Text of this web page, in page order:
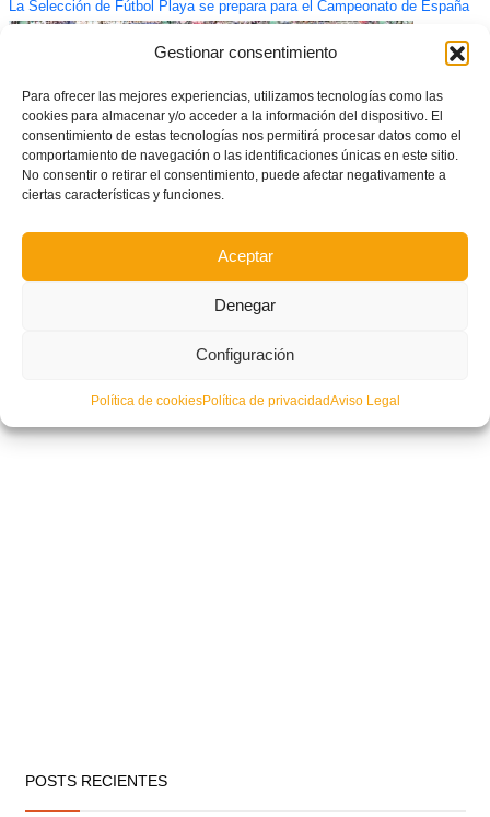
Gestionar consentimiento
Para ofrecer las mejores experiencias, utilizamos tecnologías como las
cookies para almacenar y/o acceder a la información del dispositivo. El
consentimiento de estas tecnologías nos permitirá procesar datos como el
comportamiento de navegación o las identificaciones únicas en este sitio.
No consentir o retirar el consentimiento, puede afectar negativamente a
ciertas características y funciones.
Aceptar
Denegar
Configuración
Política de cookiesPolítica de privacidadAviso Legal
La Selección de Fútbol Playa se prepara para el Campeonato de España
POSTS RECIENTES